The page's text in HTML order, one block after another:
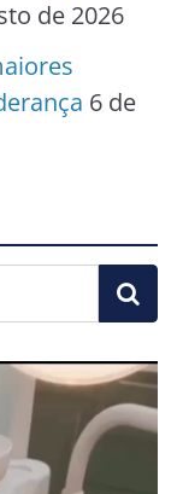
de 2026
6 de